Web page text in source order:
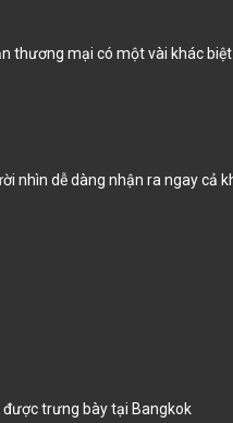
thương mại có một vài khác
nhìn dễ dàng nhận ra ngay cả
được trưng bày tại Bangkok